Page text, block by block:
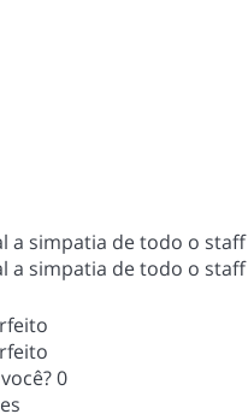
a simpatia de todo o staff
a simpatia de todo o staff
0